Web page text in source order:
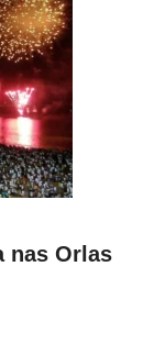
nas Orlas